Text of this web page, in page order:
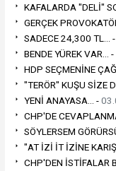
KAFALARDA "DELİ"
GERÇEK
SADECE 24,300 TL... -
BENDE YÜREK VAR... -
HDP SEÇMENİNE
"TERÖR" KUŞU SİZE
YENİ ANAYASA... -
CHP'DE
SÖYLERSEM
"AT İZİ İT İZİNE
CHP'DEN İSTİFALAR